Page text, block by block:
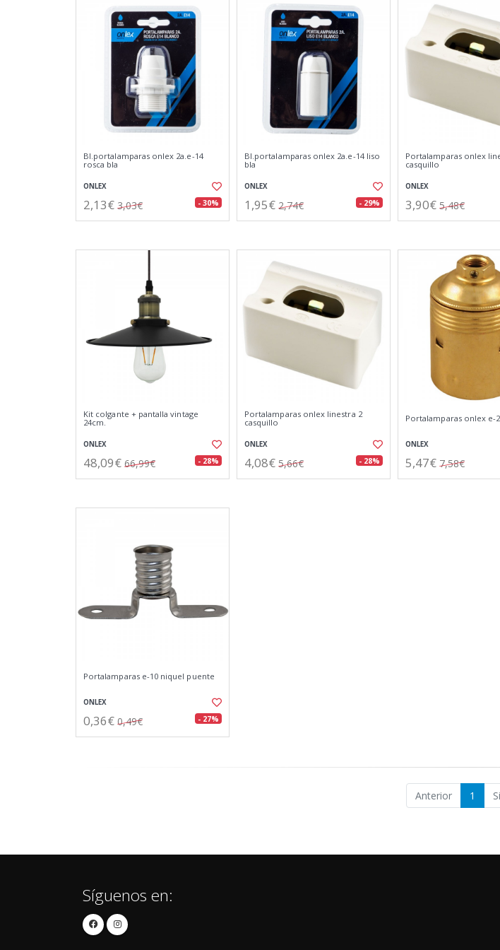
Bl.portalamparas onlex 2a.e-14
rosca bla
ONLEX
2,13€ 3,03€ - 30%
Bl.portalamparas onlex 2a.e-14 liso
bla
ONLEX
1,95€ 2,74€ - 29%
Portalamparas onlex
casquillo
ONLEX
3,90€ 5,48€
Kit colgante + pantalla vintage
24cm.
ONLEX
48,09€ 66,99€ - 28%
Portalamparas onlex linestra 2
casquillo
ONLEX
4,08€ 5,66€ - 28%
Portalamparas onlex e-
ONLEX
5,47€ 7,58€
Portalamparas e-10 niquel puente
ONLEX
0,36€ 0,49€ - 27%
Anterior 1
Síguenos en: